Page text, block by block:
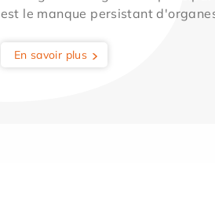
est le manque persistant
En savoir plus